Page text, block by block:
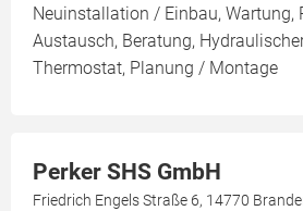
Neuinstallation / Einbau, Wartung,
Austausch, Beratung,
Thermostat, Planung / Montage
Perker SHS GmbH
Friedrich Engels Straße 6, 14770